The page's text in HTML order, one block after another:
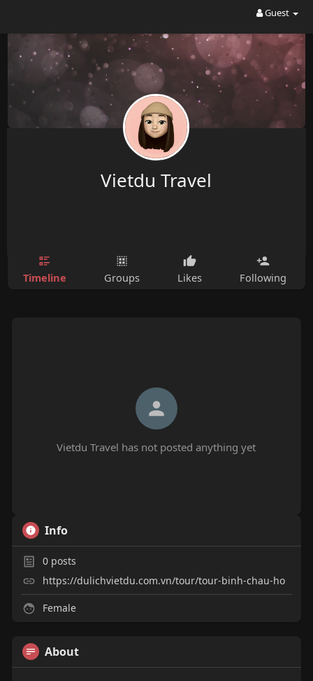
Guest
Vietdu Travel
Timeline Groups Likes Following
Vietdu Travel has not posted anything yet
Info
0posts
https://dulichvietdu.com.vn/tour/tour-binh-chau-ho
Female
About